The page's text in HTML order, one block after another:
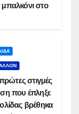
στο
στιγμές
που έπληξε
βρέθηκα